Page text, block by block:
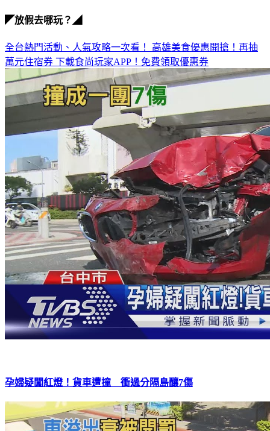
◤放假去哪玩？◢
全台熱門活動、人氣攻略一次看！ 高雄美食優惠開搶！再抽
萬元住宿券 下載食尚玩家APP！免費領取優惠券
孕婦疑闖紅燈！貨車遭撞 衝過分隔島釀7傷